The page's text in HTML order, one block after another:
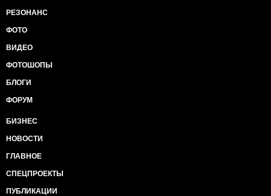
РЕЗОНАНС
ФОТО
ВИДЕО
ФОТОШОПЫ
БЛОГИ
ФОРУМ
БИЗНЕС
НОВОСТИ
ГЛАВНОЕ
СПЕЦПРОЕКТЫ
ПУБЛИКАЦИИ